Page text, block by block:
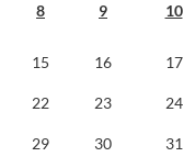
8 9 10
15 16 17
22 23 24
29 30 31